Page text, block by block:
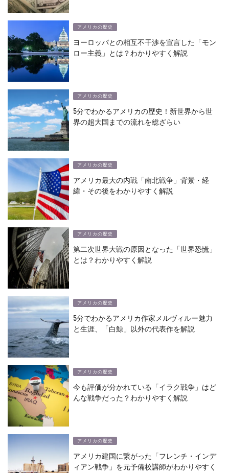
アメリカの歴史
ヨーロッパとの相互不干渉を宣言した「モン
ロー主義」とは？わかりやすく解説
アメリカの歴史
5分でわかるアメリカの歴史！新世界から世
界の超大国までの流れを総ざらい
アメリカの歴史
アメリカ最大の内戦「南北戦争」背景・経
緯・その後をわかりやすく解説
アメリカの歴史
第二次世界大戦の原因となった「世界恐慌」
とは？わかりやすく解説
アメリカの歴史
5分でわかるアメリカ作家メルヴィルー魅力
と生涯、「白鯨」以外の代表作を解説
アメリカの歴史
今も評価が分かれている「イラク戦争」はど
んな戦争だった？わかりやすく解説
アメリカの歴史
アメリカ建国に繋がった「フレンチ・インデ
ィアン戦争」を元予備校講師がわかりやすく